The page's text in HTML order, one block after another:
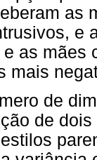
as
e
as mães
mais
de
de